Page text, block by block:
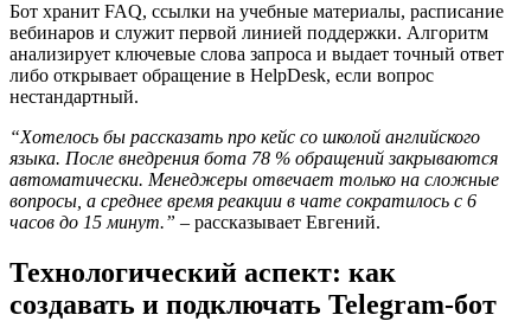
Бот хранит FAQ, ссылки на учебные материалы, расписание
вебинаров и служит первой линией поддержки. Алгоритм
анализирует ключевые слова запроса и выдает точный ответ
либо открывает обращение в HelpDesk, если вопрос
нестандартный.
“Хотелось бы рассказать про кейс со школой английского
языка. После внедрения бота 78 % обращений закрываются
автоматически. Менеджеры отвечает только на сложные
вопросы, а среднее время реакции в чате сократилось с 6
часов до 15 минут.” – рассказывает Евгений.
Технологический аспект: как
создавать и подключать Telegram‑бот